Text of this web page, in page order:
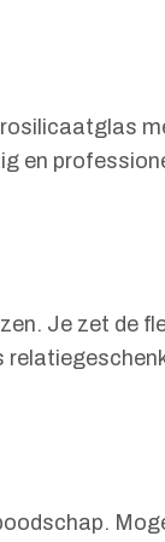
en
Je zet de